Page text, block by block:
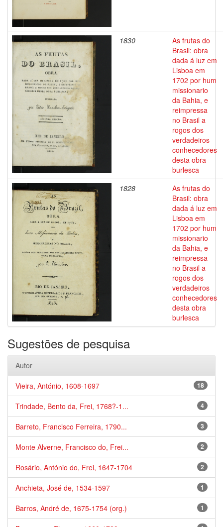
1830
As frutas do
Brasil: obra
dada á luz em
Lisboa em
1702 por hum
missionario
da Bahia, e
reimpressa
no Brasil a
rogos dos
verdadeiros
conhecedores
desta obra
burlesca
1828
As frutas do
Brasil: obra
dada á luz em
Lisboa em
1702 por hum
missionario
da Bahia, e
reimpressa
no Brasil a
rogos dos
verdadeiros
conhecedores
desta obra
burlesca
Sugestões de pesquisa
Autor
18
Vieira, António, 1608-1697
4
Trindade, Bento da, Frei, 1768?-1...
3
Barreto, Francisco Ferreira, 1790...
2
Monte Alverne, Francisco do, Frei...
2
Rosário, António do, Frei, 1647-1704
1
Anchieta, José de, 1534-1597
1
Barros, André de, 1675-1754 (org.)